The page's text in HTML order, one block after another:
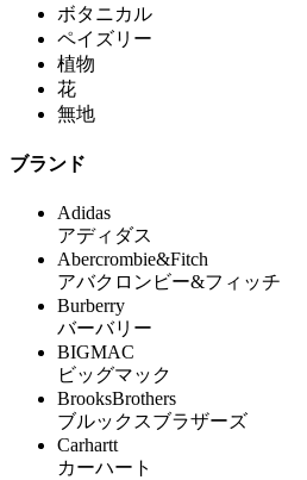
ボタニカル
ペイズリー
植物
花
無地
ブランド
Adidas
アディダス
Abercrombie&Fitch
アバクロンビー&フィッチ
Burberry
バーバリー
BIGMAC
ビッグマック
BrooksBrothers
ブルックスブラザーズ
Carhartt
カーハート